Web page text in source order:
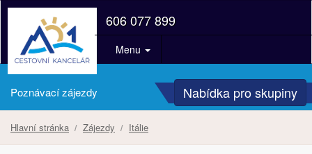
606 077 899
Menu
Poznávací zájezdy Nabídka pro skupiny
Hlavní stránka Zájezdy Itálie